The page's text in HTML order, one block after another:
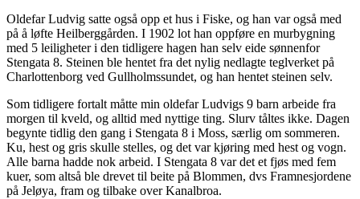
Oldefar Ludvig satte også opp et hus i Fiske, og han var også med
på å løfte Heilberggården. I 1902 lot han oppføre en murbygning
med 5 leiligheter i den tidligere hagen han selv eide sønnenfor
Stengata 8. Steinen ble hentet fra det nylig nedlagte teglverket på
Charlottenborg ved Gullholmssundet, og han hentet steinen selv.
Som tidligere fortalt måtte min oldefar Ludvigs 9 barn arbeide fra
morgen til kveld, og alltid med nyttige ting. Slurv tåltes ikke. Dagen
begynte tidlig den gang i Stengata 8 i Moss, særlig om sommeren.
Ku, hest og gris skulle stelles, og det var kjøring med hest og vogn.
Alle barna hadde nok arbeid. I Stengata 8 var det et fjøs med fem
kuer, som altså ble drevet til beite på Blommen, dvs Framnesjordene
på Jeløya, fram og tilbake over Kanalbroa.